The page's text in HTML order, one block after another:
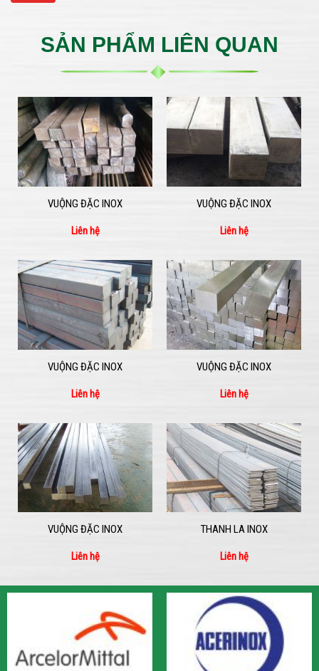
SẢN PHẨM LIÊN QUAN
VUỘNG ĐẶC INOX
Liên hệ
VUỘNG ĐẶC INOX
Liên hệ
VUỘNG ĐẶC INOX
Liên hệ
VUỘNG ĐẶC INOX
Liên hệ
VUỘNG ĐẶC INOX
Liên hệ
THANH LA INOX
Liên hệ